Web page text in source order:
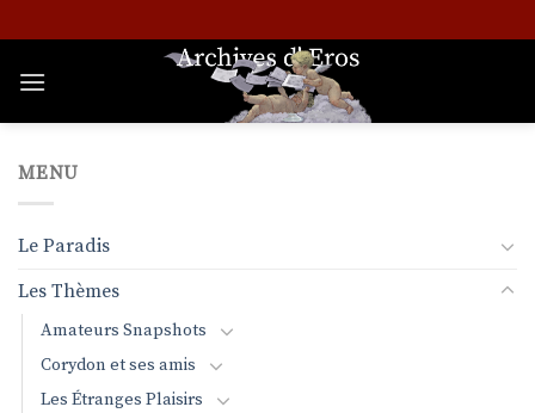
au
contenu
MENU
Le Paradis
Les Thèmes
Amateurs Snapshots
Corydon et ses amis
Les Étranges Plaisirs